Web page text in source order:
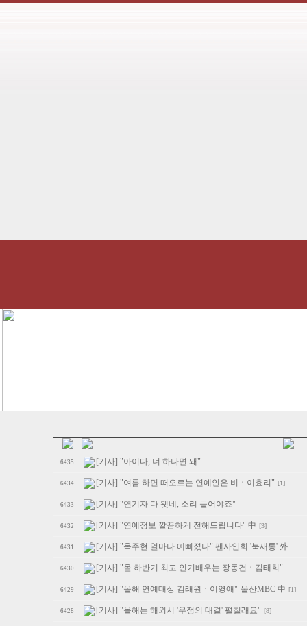
6435 [기사] "아이다, 너 하나면 돼"
6434 [기사] "여름 하면 떠오르는 연예인은 비ㆍ이효리" [1]
6433 [기사] "연기자 다 됏네, 소리 들어야죠"
6432 [기사] "연예정보 깔끔하게 전해드립니다" 中 [3]
6431 [기사] "옥주현 얼마나 예뻐졌나" 팬사인회 '북새통' 外
6430 [기사] "올 하반기 최고 인기배우는 장동건ㆍ김태희"
6429 [기사] "올해 연예대상 김래원ㆍ이영애"-울산MBC 中 [1]
6428 [기사] "올해는 해외서 '우정의 대결' 펼칠래요" [8]